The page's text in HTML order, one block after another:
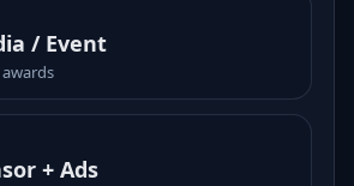
/ Event
awards
+ Ads